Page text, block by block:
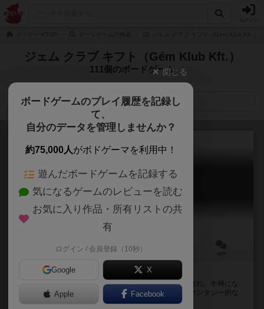
ジェム クラブ キフト（Gém Klub Kft.）
111個のボードゲーム
検索メニュー
ダイスフォージ
Dice Forge
40分前後
オレのダイスに1の目は要らない
「ダイスフォージ」は、英雄と呼ばれた人間が神に選ばれ、半神にな
るための試練に挑む、と言ったストーリーの、中世ファンタジー的な
世界観のゲームです。 プレイヤーは英雄となり、怪...
閉じる
ボードゲームのプレイ履歴を記録し
て、
自分のデータを管理しませんか？
約75,000人がボドゲーマを利用中！
遊んだボードゲームを記録する
気になるゲームのレビューを読む
お気に入り作品・所有リストの共
有
ログイン / 会員登録（10秒）
Google X
Apple Facebook